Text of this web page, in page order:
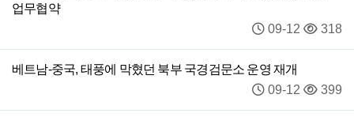
업무협약
09-12
318
베트남-중국, 태풍에 막혔던 북부 국경검문소 운영 재개
09-12
399